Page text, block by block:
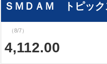
ＳＭＤＡＭ トピック
（8/7）
4,112.00